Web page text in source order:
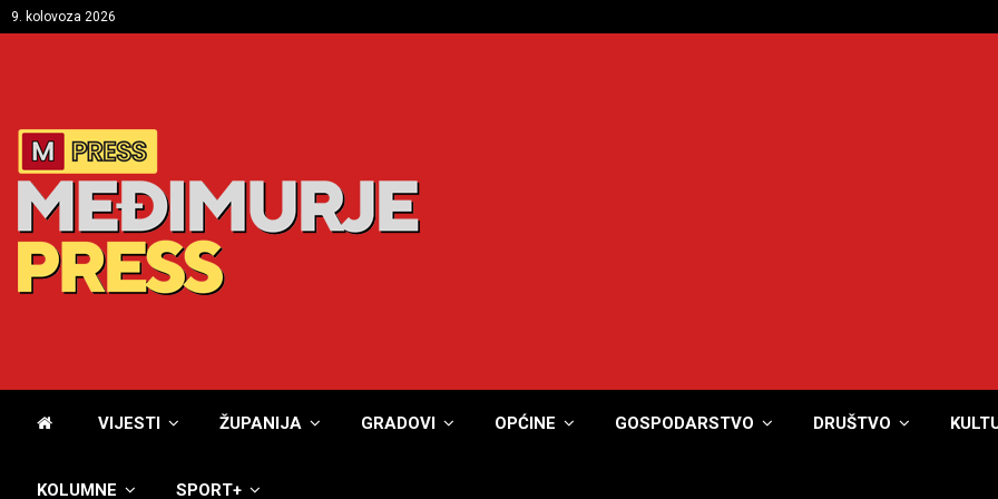
9. kolovoza 2026
VIJESTI ŽUPANIJA GRADOVI OPĆINE GOSPODARSTVO DRUŠTVO
KOLUMNE SPORT+